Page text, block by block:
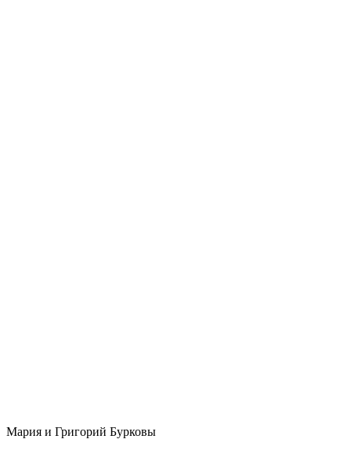
Мария и Григорий Бурковы